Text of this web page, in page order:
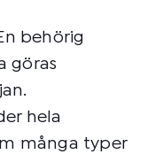
behörig
göras
hela
många typer